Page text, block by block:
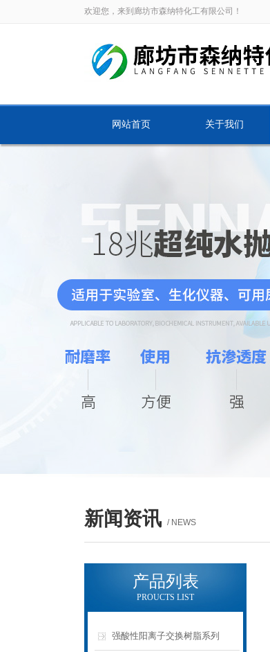
欢迎您，来到廊坊市森纳特化工有限公司！
网站首页 关于我们
新闻资讯 / NEWS
产品列表
PROUCTS LIST
强酸性阳离子交换树脂系列